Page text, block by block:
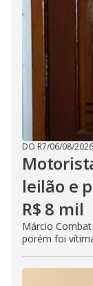
DO R7/06/08/2026
leilão e
R$ 8 mil
Márcio
porém foi